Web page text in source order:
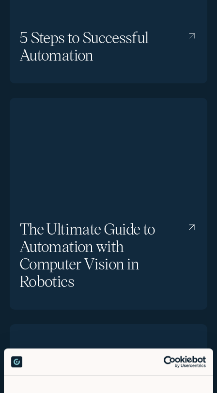
5 Steps to Successful
Automation
The Ultimate Guide to
Automation with
Computer Vision in
Robotics